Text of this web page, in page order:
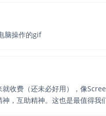
脑操作的gif
收费（还未必好用），像
，互助精神。这也是最值得我